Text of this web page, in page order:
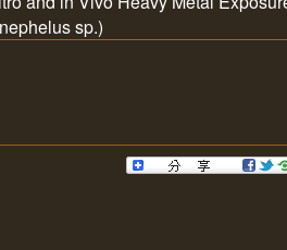
sp.)